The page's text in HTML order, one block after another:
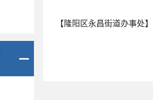
【隆阳区永昌街道办事处】